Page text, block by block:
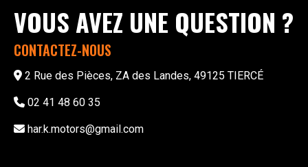
VOUS AVEZ UNE QUESTION ?
CONTACTEZ-NOUS
2 Rue des Pièces, ZA des Landes, 49125 TIERCÉ
02 41 48 60 35
har.k.motors@gmail.com